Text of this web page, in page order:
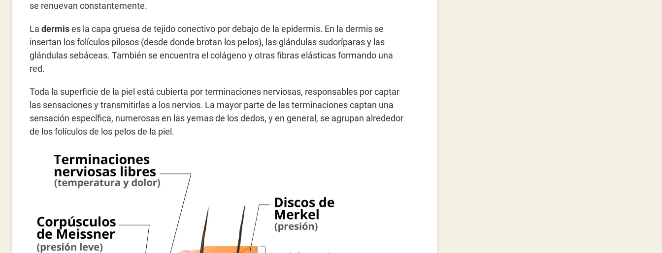
se renuevan constantemente.
La dermises la capa gruesa de tejido conectivo por debajo de la epidermis. En la dermis se
insertan los folículos pilosos (desde donde brotan los pelos), las glándulas sudoríparas y las
glándulas sebáceas. También se encuentra el colágeno y otras fibras elásticas formando una
red.
Toda la superficie de la piel está cubierta por terminaciones nerviosas, responsables por captar
las sensaciones y transmitirlas a los nervios. La mayor parte de las terminaciones captan una
sensación específica, numerosas en las yemas de los dedos, y en general, se agrupan alrededor
de los folículos de los pelos de la piel.